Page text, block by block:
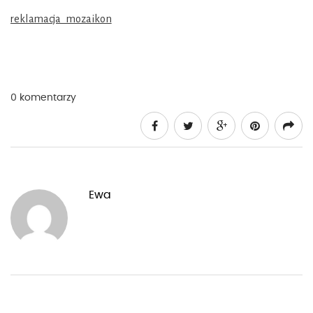
reklamacja_mozaikon
0 komentarzy
Ewa